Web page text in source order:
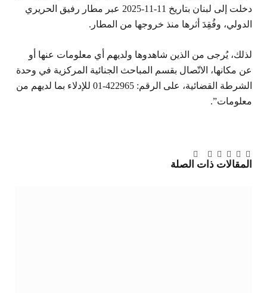
دخلت إلى لبنان بتاريخ 11-11-2025 عبر مطار رفيق الحريري
الدولي، وفُقِدَ أثرها منذ خروجها من المطار.
لذلك، يُرجى من الذين شاهدوها ولديهم أي معلومات عنها أو
عن مكانها، الاتّصال بقسم المباحث الجنائية المركزية في وحدة
الشرطة القضائية، على الرقم: 422965-01 للإدلاء بما لديهم من
معلومات”.
فيسبوك
تويتربينتيريست
لينكدإن
Tumblr
تيلقرام
البريد
الإلكتروني
المقالات ذات الصلة